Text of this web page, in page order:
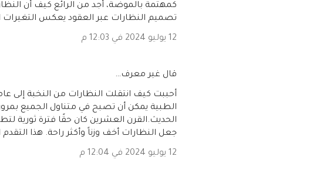
كمهتمة بالموضة، أجد من الرائع كيف أن
تصميم النظارات عبر العقود يعكس التغيرات
12 يوليو 2024 في 12:03 م
‏قال غير معرف…
أحببت كيف انتقلت النظارات من النخبة إلى
الطبية يمكن أن تصبح في متناول الجميع
الحديث.القرن العشرين كان حقًا فترة ثورية
جعل النظارات أخف وزناً وأكثر راحة. هذا
12 يوليو 2024 في 12:04 م